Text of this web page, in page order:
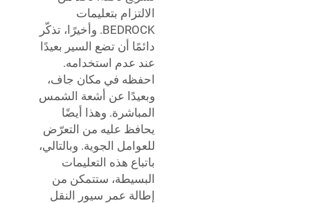
الالتزام بتعليمات
BEDROCK. وأخيرًا، تذكّر
دائمًا أن تضع السير بعيدًا
عند عدم استخدامه.
احفظه في مكان جاف،
وبعيدًا عن أشعة الشمس
المباشرة. وهذا أيضًا
يحافظ عليه من التعرّض
للعوامل الجوية. وبالتالي،
باتباع هذه التعليمات
البسيطة، ستتمكن من
إطالة عمر سيور النقل